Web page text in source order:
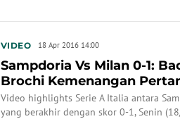
VIDEO 18 Apr 2016 14:00
Sampdoria Vs Milan 0-1:
Brochi Kemenangan
Video highlights Serie A Italia antara
yang berakhir dengan skor 0-1, Senin